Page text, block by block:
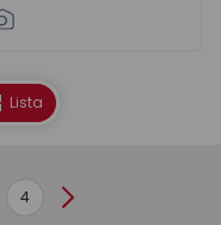
Lista
4 Seguinte